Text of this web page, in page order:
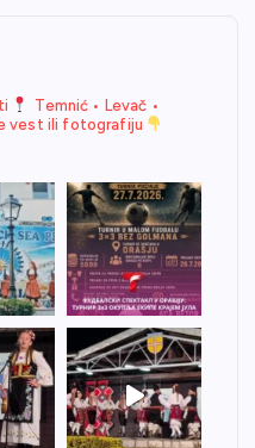
Temnić • Levač •
vest ili fotografiju